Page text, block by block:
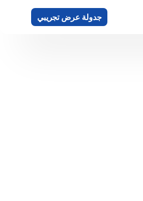
جدولة عرض تجريبي